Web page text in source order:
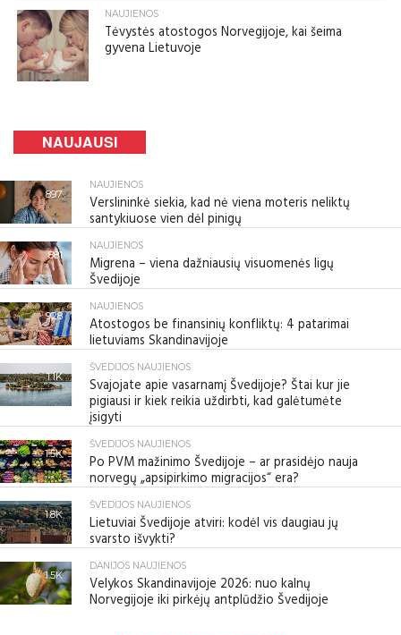
NAUJIENOS
Tėvystės atostogos Norvegijoje, kai šeima
gyvena Lietuvoje
NAUJAUSI
897
NAUJIENOS
Verslininkė siekia, kad nė viena moteris neliktų
santykiuose vien dėl pinigų
881
NAUJIENOS
Migrena – viena dažniausių visuomenės ligų
Švedijoje
928
NAUJIENOS
Atostogos be finansinių konfliktų: 4 patarimai
lietuviams Skandinavijoje
1.1K
ŠVEDIJOS NAUJIENOS
Svajojate apie vasarnamį Švedijoje? Štai kur jie
pigiausi ir kiek reikia uždirbti, kad galėtumėte
įsigyti
1.5K
ŠVEDIJOS NAUJIENOS
Po PVM mažinimo Švedijoje – ar prasidėjo nauja
norvegų „apsipirkimo migracijos“ era?
1.8K
ŠVEDIJOS NAUJIENOS
Lietuviai Švedijoje atviri: kodėl vis daugiau jų
svarsto išvykti?
1.5K
DANIJOS NAUJIENOS
Velykos Skandinavijoje 2026: nuo kalnų
Norvegijoje iki pirkėjų antplūdžio Švedijoje